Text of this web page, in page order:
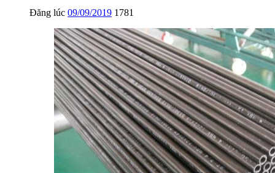
Đăng lúc 09/09/2019 1781